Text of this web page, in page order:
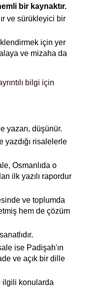
bir kaynaktır.
ve sürükleyici bir
için yer
ve mizaha da
bilgi için
yazarı, düşünür.
yazdığı risalelerle
Osmanlıda o
ilk yazılı rapordur
ve toplumda
hem de çözüm
ise Padişah'ın
ve açık bir dille
ilgili konularda